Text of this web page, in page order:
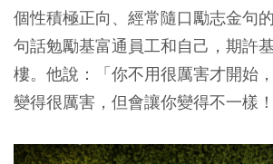
個性積極正向、經常隨口勵志金句
句話勉勵基富通員工和自己，期許
樓。他說：「你不用很厲害才開始
變得很厲害，但會讓你變得不一樣！